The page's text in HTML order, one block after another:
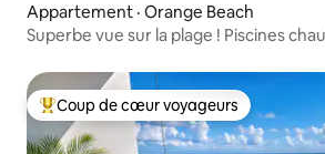
Appartement · Orange Beach
Superbe vue sur la plage ! Piscines
Coup de cœur voyageurs parmi les
Coup de cœur voyageurs